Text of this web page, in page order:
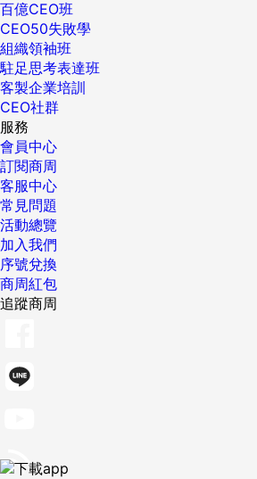
百億CEO班
CEO50失敗學
組織領袖班
駐足思考表達班
客製企業培訓
CEO社群
服務
會員中心
訂閱商周
客服中心
常見問題
活動總覽
加入我們
序號兌換
商周紅包
追蹤商周